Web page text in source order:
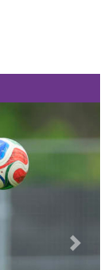
Next